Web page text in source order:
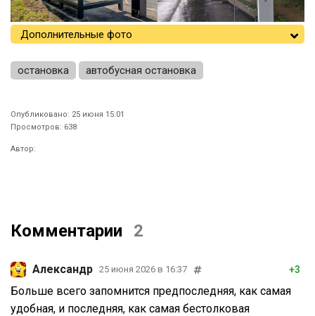
Дополнительные фото
остановка автобусная остановка
Опубликовано: 25 июня 15:01
Просмотров: 638
Автор:
Комментарии 2
Александр 25 июня 2026 в 16:37 +3
Больше всего запомнится предпоследняя, как самая
удобная, и последняя, как самая бестолковая